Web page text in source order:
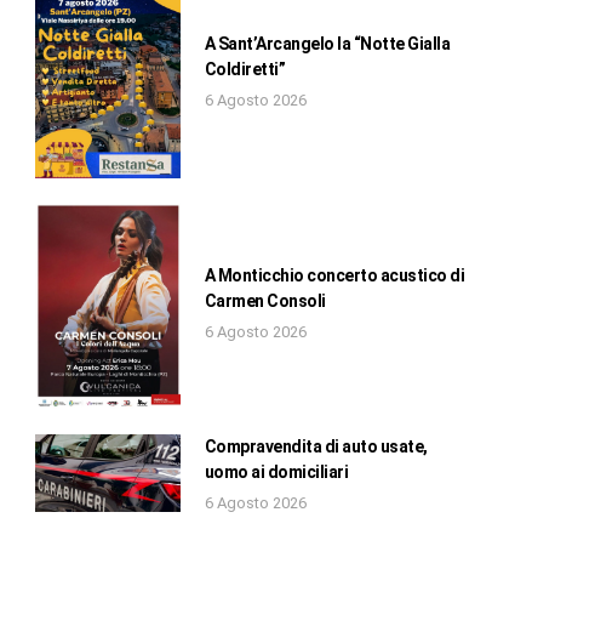
A Sant’Arcangelo la “Notte Gialla
Coldiretti”
6 Agosto 2026
A Monticchio concerto acustico di
Carmen Consoli
6 Agosto 2026
Compravendita di auto usate,
uomo ai domiciliari
6 Agosto 2026